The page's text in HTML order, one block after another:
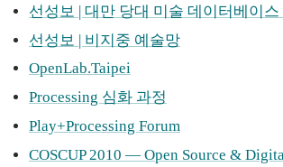
선성보 | 대만 당대 미술 데이터베이
선성보 | 비지중 예술망
OpenLab.Taipei
Processing 심화 과정
Play+Processing Forum
COSCUP 2010 — Open Source &